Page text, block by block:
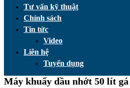
Tư vấn kỹ thuật
Chính sách
Tin tức
Video
Liên hệ
Tuyển dụng
Máy khuấy dầu nhớt 50 lít